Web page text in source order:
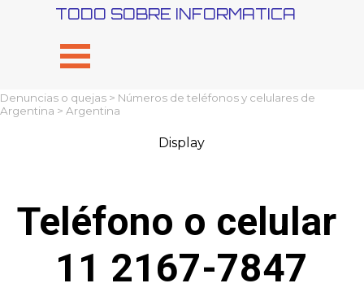
Vaya al Contenido
Saltar menú
TODO SOBRE INFORMATICA
Denuncias o quejas > Números de teléfonos y celulares de
Argentina > Argentina
Display
Teléfono o celular
11 2167-7847